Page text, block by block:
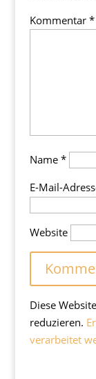
Kommentar *
Name *
E-Mail-
Website
Diese
reduzieren.
verarbeitet